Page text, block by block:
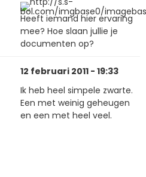
Heeft iemand hier ervaring
mee? Hoe slaan jullie je
documenten op?
12 februari 2011 - 19:33
Ik heb heel simpele zwarte.
Een met weinig geheugen
en een met heel veel.